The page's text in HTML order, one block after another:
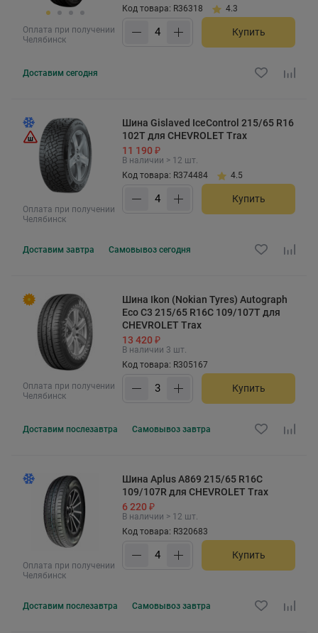
Оплата при получении
Челябинск
Код товара: R36318
4.3
Купить
Доставим сегодня
Оплата при получении
Челябинск
Шина Gislaved IceControl 215/65 R16
102T для CHEVROLET Trax
11 190 ₽
В наличии > 12 шт.
Код товара: R374484
4.5
Купить
Доставим завтра Самовывоз сегодня
Оплата при получении
Челябинск
Шина Ikon (Nokian Tyres) Autograph
Eco C3 215/65 R16C 109/107T для
CHEVROLET Trax
13 420 ₽
В наличии 3 шт.
Код товара: R305167
Купить
Доставим послезавтра Самовывоз завтра
Оплата при получении
Челябинск
Шина Aplus A869 215/65 R16C
109/107R для CHEVROLET Trax
6 220 ₽
В наличии > 12 шт.
Код товара: R320683
Купить
Доставим послезавтра Самовывоз завтра